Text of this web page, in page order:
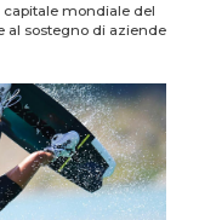
capitale mondiale del
al sostegno di aziende